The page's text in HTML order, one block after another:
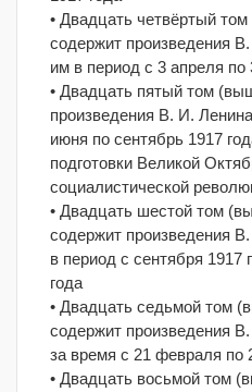
• Двадцать четвёртый
содержит произведения
им в период с 3 апреля по
• Двадцать пятый том
произведения В. И.
июня по сентябрь 1917
подготовки Великой
социалистической
• Двадцать шестой том
содержит произведения
в период с сентября 1917
года
• Двадцать седьмой том
содержит произведения
за время с 21 февраля по
• Двадцать восьмой том